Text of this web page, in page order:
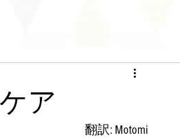
ア
翻訳: Motomi